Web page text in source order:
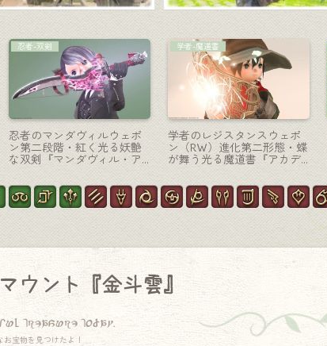
召喚士-魔道書
召喚士のAF4武器・アンテ
ィークな昆虫の自然哲学書
『メテオロロジカ』
AF装備
ラールガー印の格闘家・モ
ンクのAF3装備『パシフィ
スト』(ララフェル女子Ver.)
ウント『金斗雲』
treasure today.
宝物を見つけたよ！